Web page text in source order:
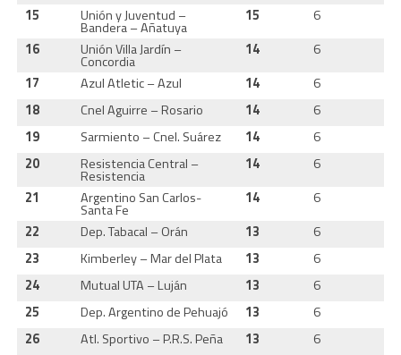
15
Unión y Juventud –
Bandera – Añatuya
15 6
16
Unión Villa Jardín –
Concordia
14 6
17
Azul Atletic – Azul 14 6
18
Cnel Aguirre – Rosario 14 6
19
Sarmiento – Cnel. Suárez 14 6
20
Resistencia Central –
Resistencia
14 6
21
Argentino San Carlos-
Santa Fe
14 6
22
Dep. Tabacal – Orán 13 6
23
Kimberley – Mar del Plata 13 6
24
Mutual UTA – Luján 13 6
25
Dep. Argentino de Pehuajó 13 6
26
Atl. Sportivo – P.R.S. Peña 13 6